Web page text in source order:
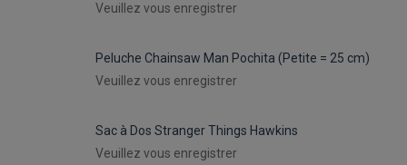
Veuillez vous enregistrer
Peluche Chainsaw Man Pochita (Petite = 25 cm)
Veuillez vous enregistrer
Sac à Dos Stranger Things Hawkins
Veuillez vous enregistrer